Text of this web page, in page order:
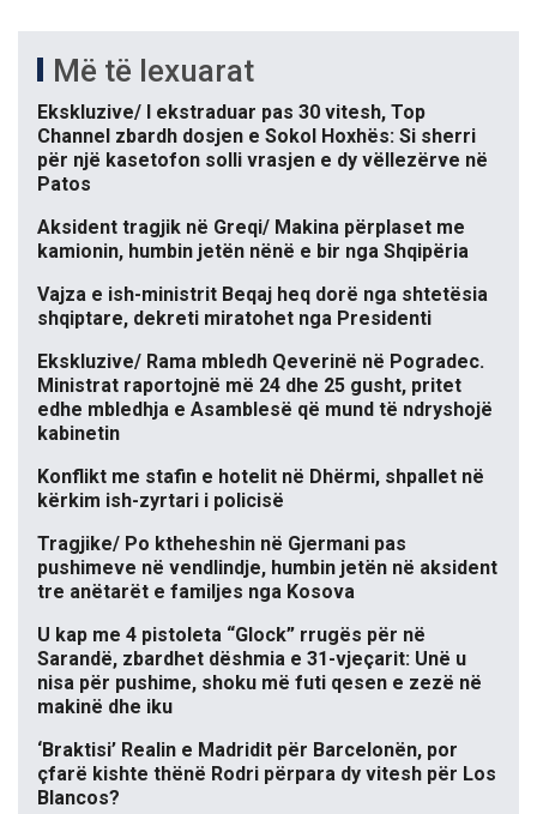
Më të lexuarat
Ekskluzive/ I ekstraduar pas 30 vitesh, Top
Channel zbardh dosjen e Sokol Hoxhës: Si sherri
për një kasetofon solli vrasjen e dy vëllezërve në
Patos
Aksident tragjik në Greqi/ Makina përplaset me
kamionin, humbin jetën nënë e bir nga Shqipëria
Vajza e ish-ministrit Beqaj heq dorë nga shtetësia
shqiptare, dekreti miratohet nga Presidenti
Ekskluzive/ Rama mbledh Qeverinë në Pogradec.
Ministrat raportojnë më 24 dhe 25 gusht, pritet
edhe mbledhja e Asamblesë që mund të ndryshojë
kabinetin
Konflikt me stafin e hotelit në Dhërmi, shpallet në
kërkim ish-zyrtari i policisë
Tragjike/ Po ktheheshin në Gjermani pas
pushimeve në vendlindje, humbin jetën në aksident
tre anëtarët e familjes nga Kosova
U kap me 4 pistoleta “Glock” rrugës për në
Sarandë, zbardhet dëshmia e 31-vjeçarit: Unë u
nisa për pushime, shoku më futi qesen e zezë në
makinë dhe iku
‘Braktisi’ Realin e Madridit për Barcelonën, por
çfarë kishte thënë Rodri përpara dy vitesh për Los
Blancos?